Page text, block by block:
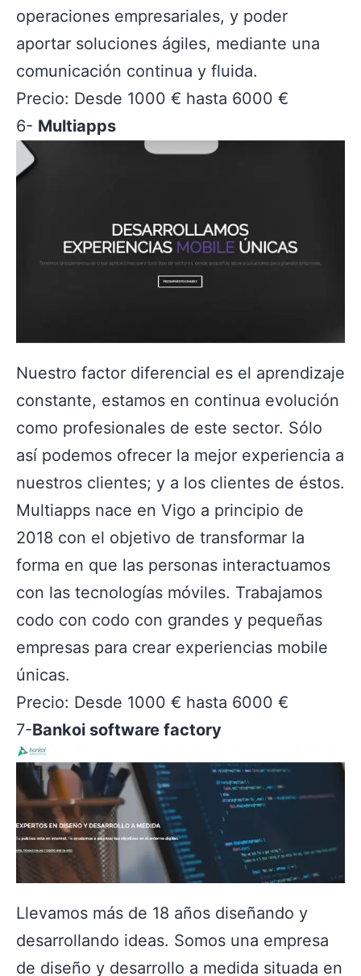
operaciones empresariales, y poder
aportar soluciones ágiles, mediante una
comunicación continua y fluida.
Precio: Desde 1000 € hasta 6000 €
6- Multiapps
Nuestro factor diferencial es el aprendizaje
constante, estamos en continua evolución
como profesionales de este sector. Sólo
así podemos ofrecer la mejor experiencia a
nuestros clientes; y a los clientes de éstos.
Multiapps nace en Vigo a principio de
2018 con el objetivo de transformar la
forma en que las personas interactuamos
con las tecnologías móviles. Trabajamos
codo con codo con grandes y pequeñas
empresas para crear experiencias mobile
únicas.
Precio: Desde 1000 € hasta 6000 €
7-Bankoi software factory
Llevamos más de 18 años diseñando y
desarrollando ideas. Somos una empresa
de diseño y desarrollo a medida situada en